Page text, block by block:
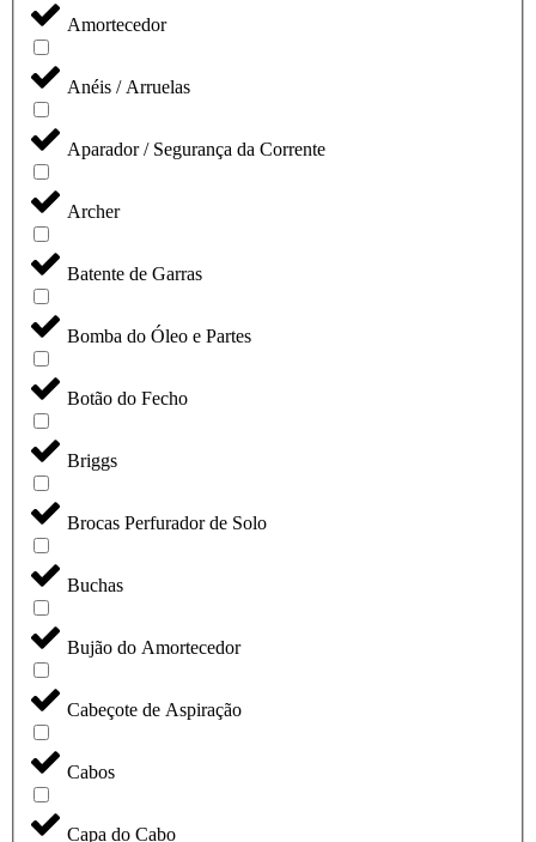
Amortecedor
Anéis / Arruelas
Aparador / Segurança da Corrente
Archer
Batente de Garras
Bomba do Óleo e Partes
Botão do Fecho
Briggs
Brocas Perfurador de Solo
Buchas
Bujão do Amortecedor
Cabeçote de Aspiração
Cabos
Capa do Cabo